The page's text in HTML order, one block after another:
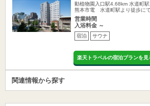
動植物園入口駅4.68km 水道町
熊本市電 水道町駅より徒歩に
営業時間
入浴料金 ～
宿泊 サウナ
楽天トラベルの宿泊プランを見
関連情報から探す